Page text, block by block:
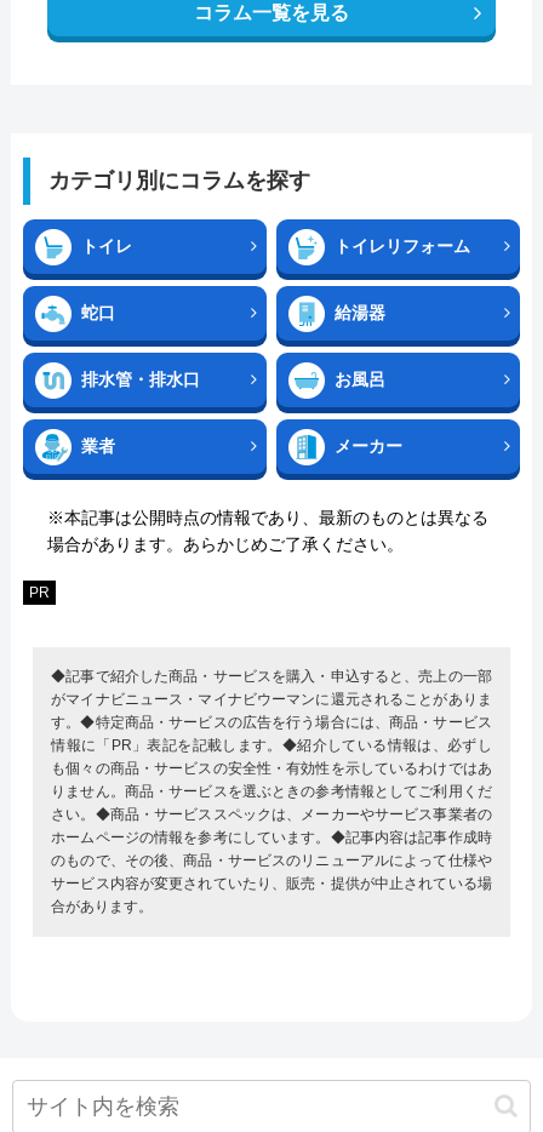
コラム一覧を見る
カテゴリ別にコラムを探す
トイレ トイレリフォーム
蛇口 給湯器
排水管・排水口 お風呂
業者 メーカー
※本記事は公開時点の情報であり、最新のものとは異なる
場合があります。あらかじめご了承ください。
PR
◆記事で紹介した商品・サービスを購入・申込すると、売上の一部
がマイナビニュース・マイナビウーマンに還元されることがありま
す。◆特定商品・サービスの広告を行う場合には、商品・サービス
情報に「PR」表記を記載します。◆紹介している情報は、必ずし
も個々の商品・サービスの安全性・有効性を示しているわけではあ
りません。商品・サービスを選ぶときの参考情報としてご利用くだ
さい。◆商品・サービススペックは、メーカーやサービス事業者の
ホームページの情報を参考にしています。◆記事内容は記事作成時
のもので、その後、商品・サービスのリニューアルによって仕様や
サービス内容が変更されていたり、販売・提供が中止されている場
合があります。